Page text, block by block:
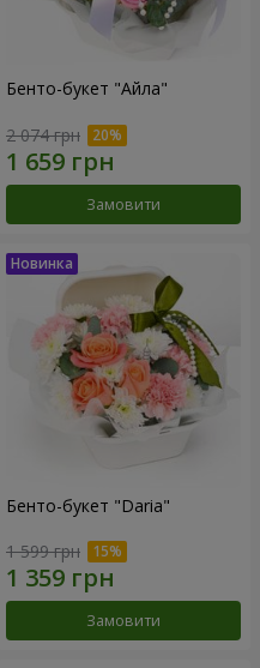
Бенто-букет "Айла"
2 074 грн
Замовити
Бенто-букет "Daria"
1 599 грн
Замовити